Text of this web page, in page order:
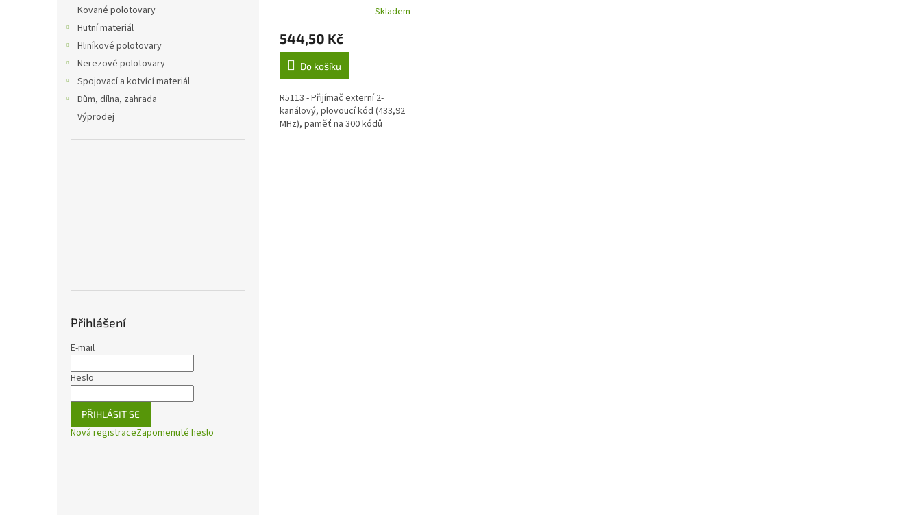
Kované polotovary
Hutní materiál
Hliníkové polotovary
Nerezové polotovary
Spojovací a kotvící materiál
Dům, dílna, zahrada
Výprodej
Přihlášení
E-mail
Heslo
PŘIHLÁSIT SE
Nová registraceZapomenuté heslo
Skladem
544,50 Kč
Do košíku
R5113 - Přijímač externí 2-
kanálový, plovoucí kód (433,92
MHz), paměť na 300 kódů